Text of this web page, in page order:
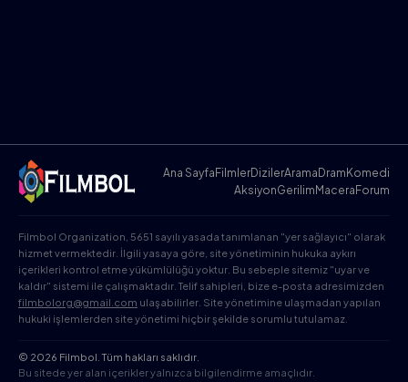
Ana Sayfa FilmlerDizilerArama Dram Komedi
AksiyonGerilim Macera Forum
Filmbol Organization, 5651 sayılı yasada tanımlanan "yer sağlayıcı" olarak
hizmet vermektedir. İlgili yasaya göre, site yönetiminin hukuka aykırı
içerikleri kontrol etme yükümlülüğü yoktur. Bu sebeple sitemiz "uyar ve
kaldır" sistemi ile çalışmaktadır. Telif sahipleri, bize e-posta adresimizden
filmbolorg@gmail.com ulaşabilirler. Site yönetimine ulaşmadan yapılan
hukuki işlemlerden site yönetimi hiçbir şekilde sorumlu tutulamaz.
© 2026 Filmbol. Tüm hakları saklıdır.
Bu sitede yer alan içerikler yalnızca bilgilendirme amaçlıdır.